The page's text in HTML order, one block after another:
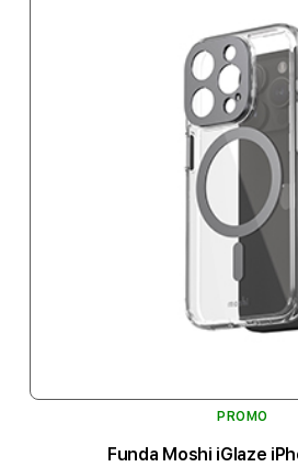
PROMO
Funda Moshi iGlaze